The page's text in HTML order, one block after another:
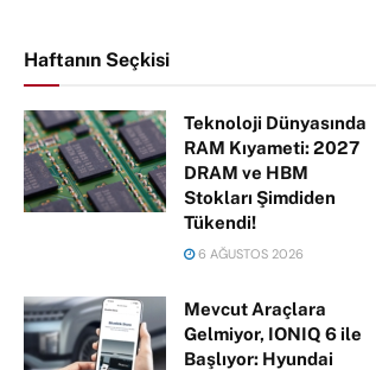
Haftanın Seçkisi
Teknoloji Dünyasında
RAM Kıyameti: 2027
DRAM ve HBM
Stokları Şimdiden
Tükendi!
6 AĞUSTOS 2026
Mevcut Araçlara
Gelmiyor, IONIQ 6 ile
Başlıyor: Hyundai